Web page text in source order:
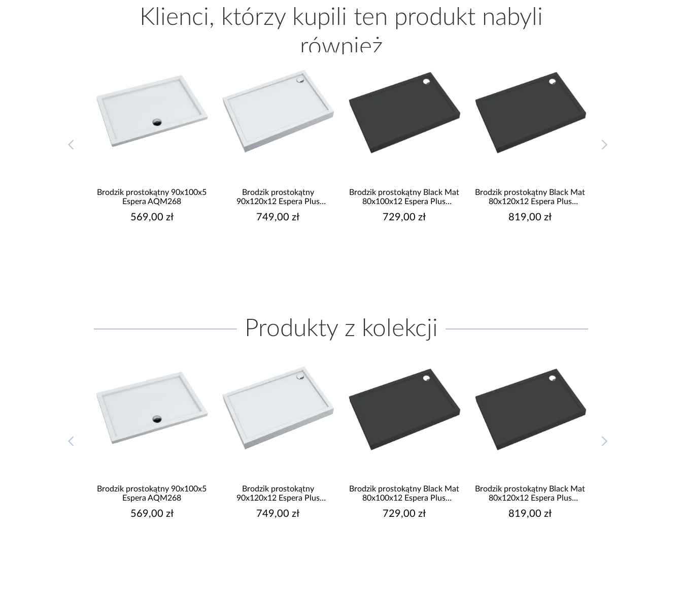
Klienci, którzy kupili ten produkt nabyli
również
Brodzik prostokątny 90x100x5
Espera AQM268
569,00 zł
Brodzik prostokątny
90x120x12 Espera Plus
AQM4647
749,00 zł
Brodzik prostokątny Black Mat
80x100x12 Espera Plus
AQM4636CMG
729,00 zł
Brodzik prostokątny Black Mat
80x120x12 Espera Plus
AQM4638CMG
819,00 zł
Produkty z kolekcji
Brodzik prostokątny 90x100x5
Espera AQM268
569,00 zł
Brodzik prostokątny
90x120x12 Espera Plus
749,00 zł
Brodzik prostokątny Black Mat
80x100x12 Espera Plus
729,00 zł
Brodzik prostokątny Black Mat
80x120x12 Espera Plus
819,00 zł